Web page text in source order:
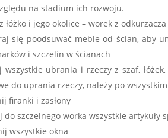
na stadium ich rozwoju.
łóżko i jego okolice – worek z
się poodsuwać meble od ścian, aby
i szczelin w ścianach
wszystkie ubrania i rzeczy z szaf,
do uprania rzeczy, należy po
firanki i zasłony
do szczelnego worka wszystkie artykuły
wszystkie okna